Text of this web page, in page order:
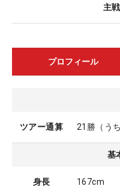
主戦
プロフィール
ツアー通算 21勝（う
基
身長 167cm